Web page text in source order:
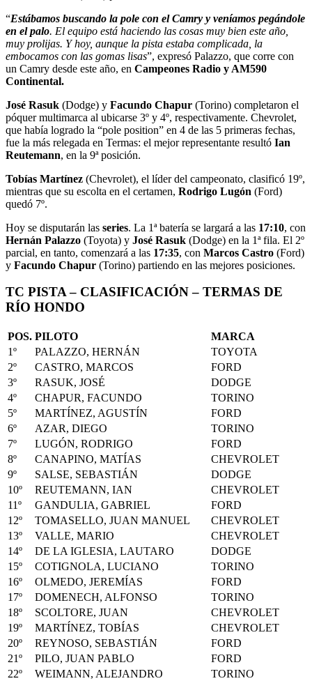
“Estábamos buscando la pole con el Camry y veníamos pegándole
en el palo. El equipo está haciendo las cosas muy bien este año,
muy prolijas. Y hoy, aunque la pista estaba complicada, la
embocamos con las gomas lisas”, expresó Palazzo, que corre con
un Camry desde este año, en Campeones Radio y AM590
Continental.
José Rasuk (Dodge) y Facundo Chapur (Torino) completaron el
póquer multimarca al ubicarse 3º y 4º, respectivamente. Chevrolet,
que había logrado la “pole position” en 4 de las 5 primeras fechas,
fue la más relegada en Termas: el mejor representante resultó Ian
Reutemann, en la 9ª posición.
Tobías Martínez (Chevrolet), el líder del campeonato, clasificó 19º,
mientras que su escolta en el certamen, Rodrigo Lugón (Ford)
quedó 7º.
Hoy se disputarán las series. La 1ª batería se largará a las 17:10, con
Hernán Palazzo (Toyota) y José Rasuk (Dodge) en la 1ª fila. El 2º
parcial, en tanto, comenzará a las 17:35, con Marcos Castro (Ford)
y Facundo Chapur (Torino) partiendo en las mejores posiciones.
TC PISTA – CLASIFICACIÓN – TERMAS DE
RÍO HONDO
POS. PILOTO
MARCA
1º
PALAZZO, HERNÁN
TOYOTA
2º
CASTRO, MARCOS
FORD
3º
RASUK, JOSÉ
DODGE
4º
CHAPUR, FACUNDO
TORINO
5º
MARTÍNEZ, AGUSTÍN
FORD
6º
AZAR, DIEGO
TORINO
7º
LUGÓN, RODRIGO
FORD
8º
CANAPINO, MATÍAS
CHEVROLET
9º
SALSE, SEBASTIÁN
DODGE
10º
REUTEMANN, IAN
CHEVROLET
11º
GANDULIA, GABRIEL
FORD
12º
TOMASELLO, JUAN MANUEL
CHEVROLET
13º
VALLE, MARIO
CHEVROLET
14º
DE LA IGLESIA, LAUTARO
DODGE
15º
COTIGNOLA, LUCIANO
TORINO
16º
OLMEDO, JEREMÍAS
FORD
17º
DOMENECH, ALFONSO
TORINO
18º
SCOLTORE, JUAN
CHEVROLET
19º
MARTÍNEZ, TOBÍAS
CHEVROLET
20º
REYNOSO, SEBASTIÁN
FORD
21º
PILO, JUAN PABLO
FORD
22º
WEIMANN, ALEJANDRO TORINO